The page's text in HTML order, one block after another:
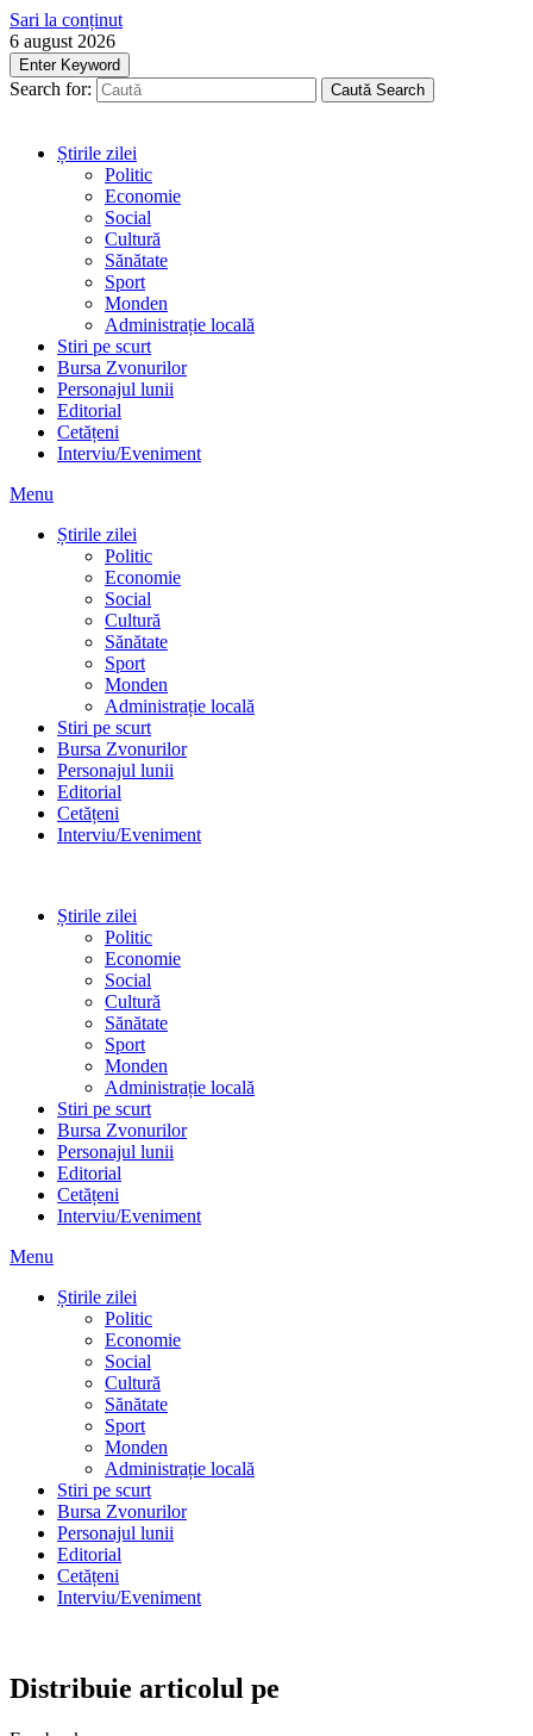
Sari la conținut
6 august 2026
Enter Keyword
Search for: Caută Search
Știrile zilei
Politic
Economie
Social
Cultură
Sănătate
Sport
Monden
Administrație locală
Stiri pe scurt
Bursa Zvonurilor
Personajul lunii
Editorial
Cetățeni
Interviu/Eveniment
Menu
Știrile zilei
Politic
Economie
Social
Cultură
Sănătate
Sport
Monden
Administrație locală
Stiri pe scurt
Bursa Zvonurilor
Personajul lunii
Editorial
Cetățeni
Interviu/Eveniment
Știrile zilei
Politic
Economie
Social
Cultură
Sănătate
Sport
Monden
Administrație locală
Stiri pe scurt
Bursa Zvonurilor
Personajul lunii
Editorial
Cetățeni
Interviu/Eveniment
Menu
Știrile zilei
Politic
Economie
Social
Cultură
Sănătate
Sport
Monden
Administrație locală
Stiri pe scurt
Bursa Zvonurilor
Personajul lunii
Editorial
Cetățeni
Interviu/Eveniment
Distribuie articolul pe